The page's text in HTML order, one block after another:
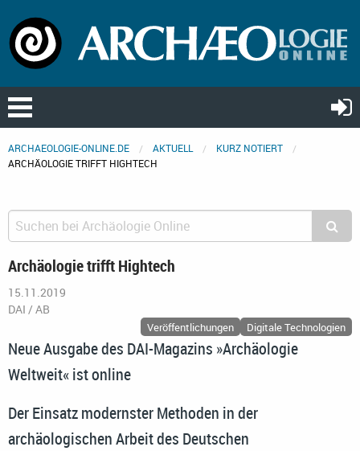
ARCHAEOLOGIE-ONLINE.DE AKTUELL
KURZ NOTIERT
ARCHÄOLOGIE TRIFFT HIGHTECH
Archäologie trifft Hightech
15.11.2019
DAI / AB
Veröffentlichungen Digitale Technologien
Neue Ausgabe des DAI-Magazins »Archäologie
Weltweit« ist online
Der Einsatz modernster Methoden in der
archäologischen Arbeit des Deutschen